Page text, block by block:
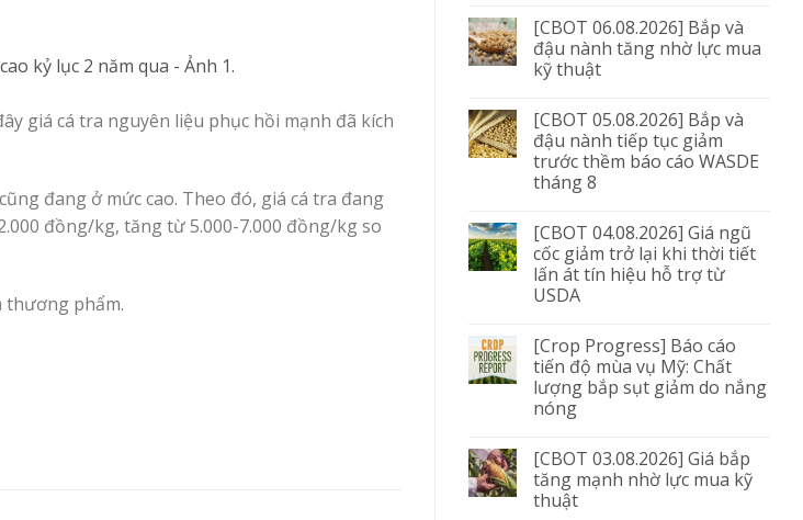
giá cá tra nguyên liệu phục hồi mạnh đã kích
đang ở mức cao. Theo đó, giá cá tra đang
đồng/kg, tăng từ 5.000-7.000 đồng/kg so
thương phẩm.
[CBOT 06.08.2026] Bắp và
đậu nành tăng nhờ lực mua
kỹ thuật
[CBOT 05.08.2026] Bắp và
đậu nành tiếp tục giảm
trước thềm báo cáo WASDE
tháng 8
[CBOT 04.08.2026] Giá ngũ
cốc giảm trở lại khi thời tiết
lấn át tín hiệu hỗ trợ từ
USDA
[Crop Progress] Báo cáo
tiến độ mùa vụ Mỹ: Chất
lượng bắp sụt giảm do nắng
nóng
[CBOT 03.08.2026] Giá bắp
tăng mạnh nhờ lực mua kỹ
thuật